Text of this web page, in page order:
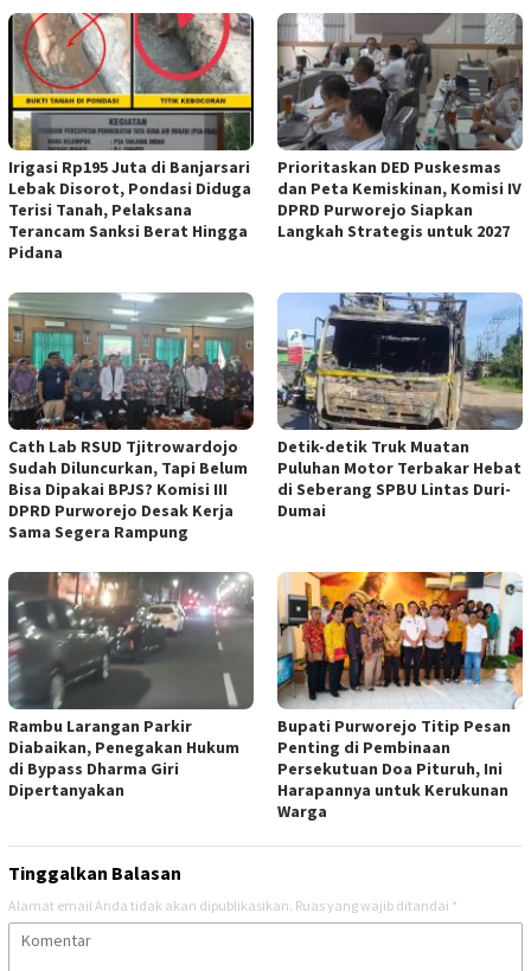
Irigasi Rp195 Juta di Banjarsari
Lebak Disorot, Pondasi Diduga
Terisi Tanah, Pelaksana
Terancam Sanksi Berat Hingga
Pidana
‎Prioritaskan DED Puskesmas
dan Peta Kemiskinan, Komisi IV
DPRD Purworejo Siapkan
Langkah Strategis untuk 2027 ‎
‎Cath Lab RSUD Tjitrowardojo
Sudah Diluncurkan, Tapi Belum
Bisa Dipakai BPJS? Komisi III
DPRD Purworejo Desak Kerja
Sama Segera Rampung
Detik-detik Truk Muatan
Puluhan Motor Terbakar Hebat
di Seberang SPBU Lintas Duri-
Dumai
Rambu Larangan Parkir
Diabaikan, Penegakan Hukum
di Bypass Dharma Giri
Dipertanyakan
Bupati Purworejo Titip Pesan
Penting di Pembinaan
Persekutuan Doa Pituruh, Ini
Harapannya untuk Kerukunan
Warga
Tinggalkan Balasan
Alamat email Anda tidak akan dipublikasikan. Ruas yang wajib ditandai *